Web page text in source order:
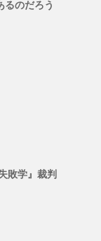
るのだろう
敗学』裁判